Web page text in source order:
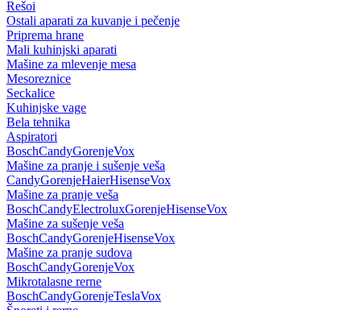
Rešoi
Ostali aparati za kuvanje i pečenje
Priprema hrane
Mali kuhinjski aparati
Mašine za mlevenje mesa
Mesoreznice
Seckalice
Kuhinjske vage
Bela tehnika
Aspiratori
BoschCandyGorenjeVox
Mašine za pranje i sušenje veša
CandyGorenjeHaierHisenseVox
Mašine za pranje veša
BoschCandyElectroluxGorenjeHisenseVox
Mašine za sušenje veša
BoschCandyGorenjeHisenseVox
Mašine za pranje sudova
BoschCandyGorenjeVox
Mikrotalasne rerne
BoschCandyGorenjeTeslaVox